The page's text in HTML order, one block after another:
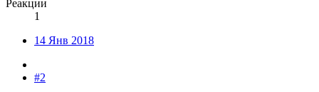
Реакции
1
14 Янв 2018
#2